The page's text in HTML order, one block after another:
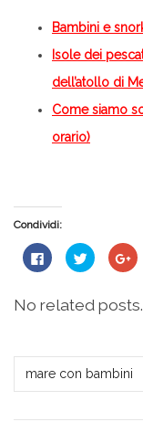
Bambini e
Isole dei
dell’atollo di
Come siamo
orario)
Condividi:
Fai
clic
su
Facebook
una
finestra)
Fai
clic
condividere
su
in
nuova
Fai
clic
su
in
No related posts.
*Redazione*
mare con bambini